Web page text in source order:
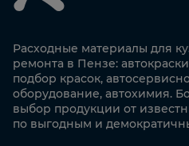
Расходные материалы для
ремонта в Пензе:
подбор красок,
оборудование, автохимия.
выбор продукции от
по выгодным и